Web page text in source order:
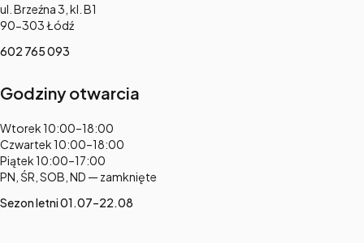
Adres:
ul. Brzeźna 3, kl. B1
90-303 Łódź
602 765 093
Godziny otwarcia
Adres:
Wtorek 10:00–18:00
Czwartek 10:00–18:00
Piątek 10:00–17:00
PN, ŚR, SOB, ND — zamknięte
Sezon letni 01.07–22.08